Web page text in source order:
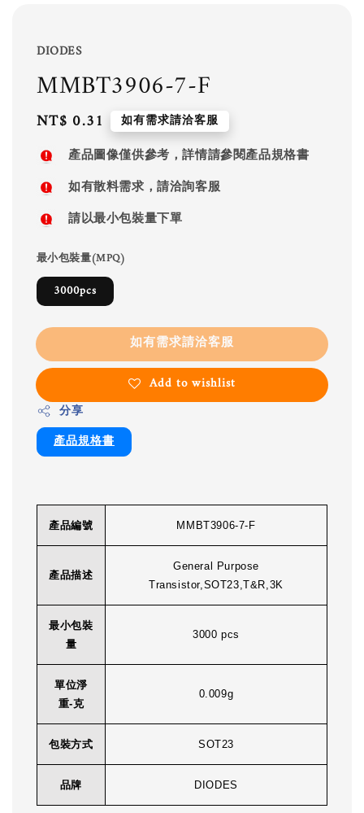
DIODES
MMBT3906-7-F
Regular
price
NT$ 0.31 如有需求請洽客服
產品圖像僅供參考，詳情請參閱產品規格書
如有散料需求，請洽詢客服
請以最小包裝量下單
最小包裝量(MPQ)
3000pcs
如有需求請洽客服
Add to wishlist
分享
產品規格書
產品編號 MMBT3906-7-F
產品描述
General Purpose
Transistor,SOT23,T&R,3K
最小包裝
量
3000 pcs
單位淨
重-克
0.009g
包裝方式 SOT23
品牌 DIODES